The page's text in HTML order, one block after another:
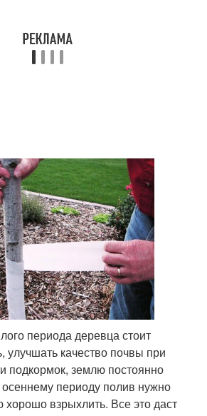
периода деревца стоит
улучшать качество почвы при
подкормок, землю постоянно
периоду полив нужно
хорошо взрыхлить. Все это даст